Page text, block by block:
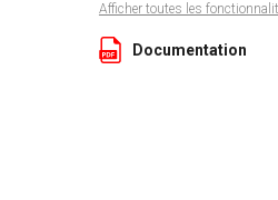
Afficher toutes les
Documentation